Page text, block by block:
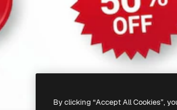
By clicking “Accept All Cookies”,